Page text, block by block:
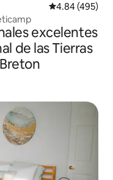
Calificación
4.84 (495)
excelentes
de las Tierras